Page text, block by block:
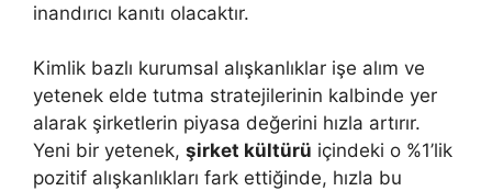
inandırıcı kanıtı olacaktır.
Kimlik bazlı kurumsal alışkanlıklar işe alım ve
yetenek elde tutma stratejilerinin kalbinde yer
alarak şirketlerin piyasa değerini hızla artırır.
Yeni bir yetenek, şirket kültürü içindeki o %1’lik
pozitif alışkanlıkları fark ettiğinde, hızla bu